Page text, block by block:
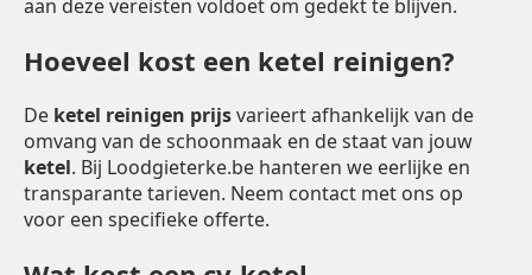
aan deze vereisten voldoet om gedekt te blijven.
Hoeveel kost een ketel reinigen?
De ketel reinigen prijsvarieert afhankelijk van de
omvang van de schoonmaak en de staat van jouw
ketel. Bij Loodgieterke.be hanteren we eerlijke en
transparante tarieven. Neem contact met ons op
voor een specifieke offerte.